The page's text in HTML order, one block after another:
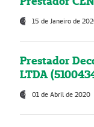
15 de Janeiro de
Prestador
LTDA
01 de Abril de 2020